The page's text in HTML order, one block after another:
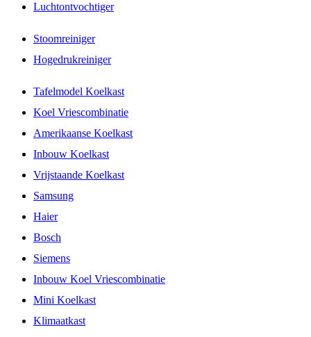
Luchtontvochtiger
Stoomreiniger
Hogedrukreiniger
Tafelmodel Koelkast
Koel Vriescombinatie
Amerikaanse Koelkast
Inbouw Koelkast
Vrijstaande Koelkast
Samsung
Haier
Bosch
Siemens
Inbouw Koel Vriescombinatie
Mini Koelkast
Klimaatkast